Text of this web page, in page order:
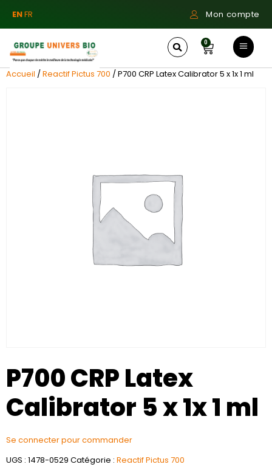
ENFR Mon compte
0
Accueil /Reactif Pictus 700 / P700 CRP Latex Calibrator 5 x 1x 1 ml
P700 CRP Latex
Calibrator 5 x 1x 1 ml
Se connecter pour commander
UGS : 1478-0529 Catégorie : Reactif Pictus 700